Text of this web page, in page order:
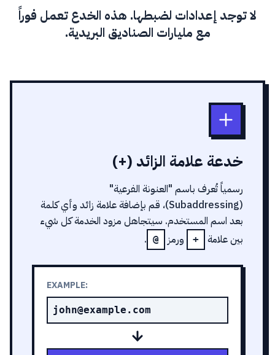
لا توجد إعدادات لضبطها. هذه الخدع تعمل فوراً
مع مليارات الصناديق البريدية.
خدعة علامة الزائد (+)
رسمياً تُعرف باسم "العنونة الفرعية"
(Subaddressing)، قم بإضافة علامة زائد وأي كلمة
بعد اسم المستخدم. سيتجاهل مزود الخدمة كل شيء
بين علامة
+ ورمز @
.
EXAMPLE:
john@example.com